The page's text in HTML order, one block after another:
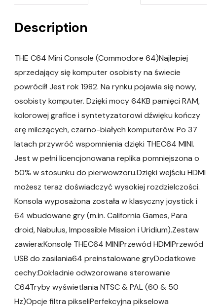
Description
THE C64 Mini Console (Commodore 64)Najlepiej
sprzedający się komputer osobisty na świecie
powrócił! Jest rok 1982. Na rynku pojawia się nowy,
osobisty komputer. Dzięki mocy 64KB pamięci RAM,
kolorowej grafice i syntetyzatorowi dźwięku kończy
erę milczących, czarno-białych komputerów. Po 37
latach przywróć wspomnienia dzięki THEC64 MINI.
Jest w pełni licencjonowana replika pomniejszona o
50% w stosunku do pierwowzoru.Dzięki wejściu HDMI
możesz teraz doświadczyć wysokiej rozdzielczości.
Konsola wyposażona została w klasyczny joystick i
64 wbudowane gry (m.in. California Games, Para
droid, Nabulus, Impossible Mission i Uridium).Zestaw
zawiera:Konsolę THEC64 MINIPrzewód HDMIPrzewód
USB do zasilania64 preinstalowane gryDodatkowe
cechy:Dokładnie odwzorowane sterowanie
C64Tryby wyświetlania NTSC & PAL (60 & 50
Hz)Opcje filtra pikseliPerfekcyjna pikselowa